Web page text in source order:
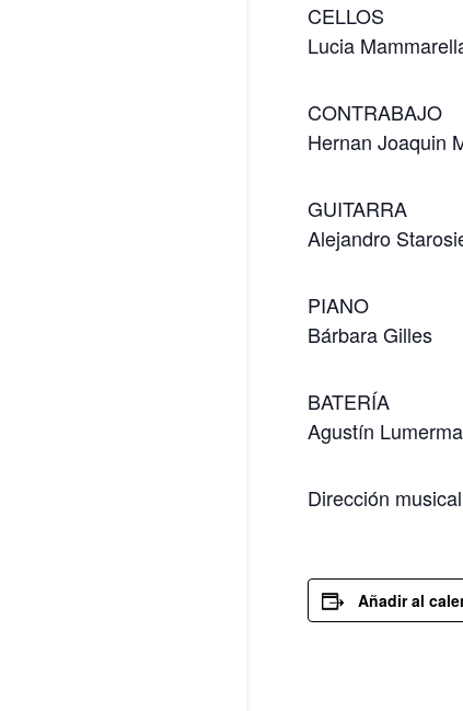
CELLOS
Lucia
CONTRABAJO
Hernan Joaquin
GUITARRA
Alejandro
PIANO
Bárbara Gilles
BATERÍA
Agustín
Dirección
Añadir al